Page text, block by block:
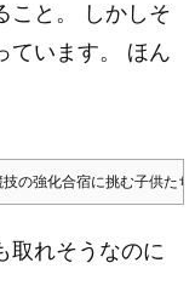
こと。 しかしそ
ています。 ほん
の強化合宿に挑む子供た
取れそうなのに